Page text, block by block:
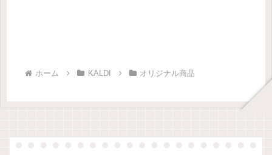
ホーム KALDI オリジナル商品